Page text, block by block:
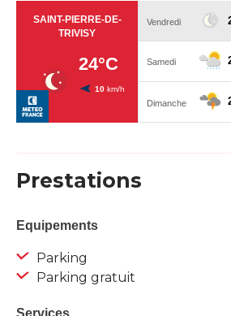
Prestations
Equipements
Parking
Parking gratuit